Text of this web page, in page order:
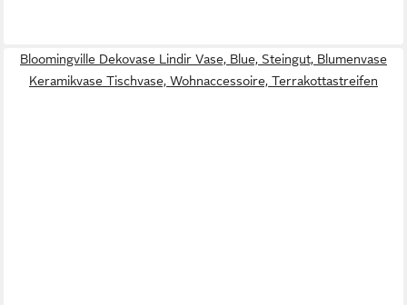
Bloomingville Dekovase Lindir Vase, Blue, Steingut, Blumenvase
Keramikvase Tischvase, Wohnaccessoire, Terrakottastreifen